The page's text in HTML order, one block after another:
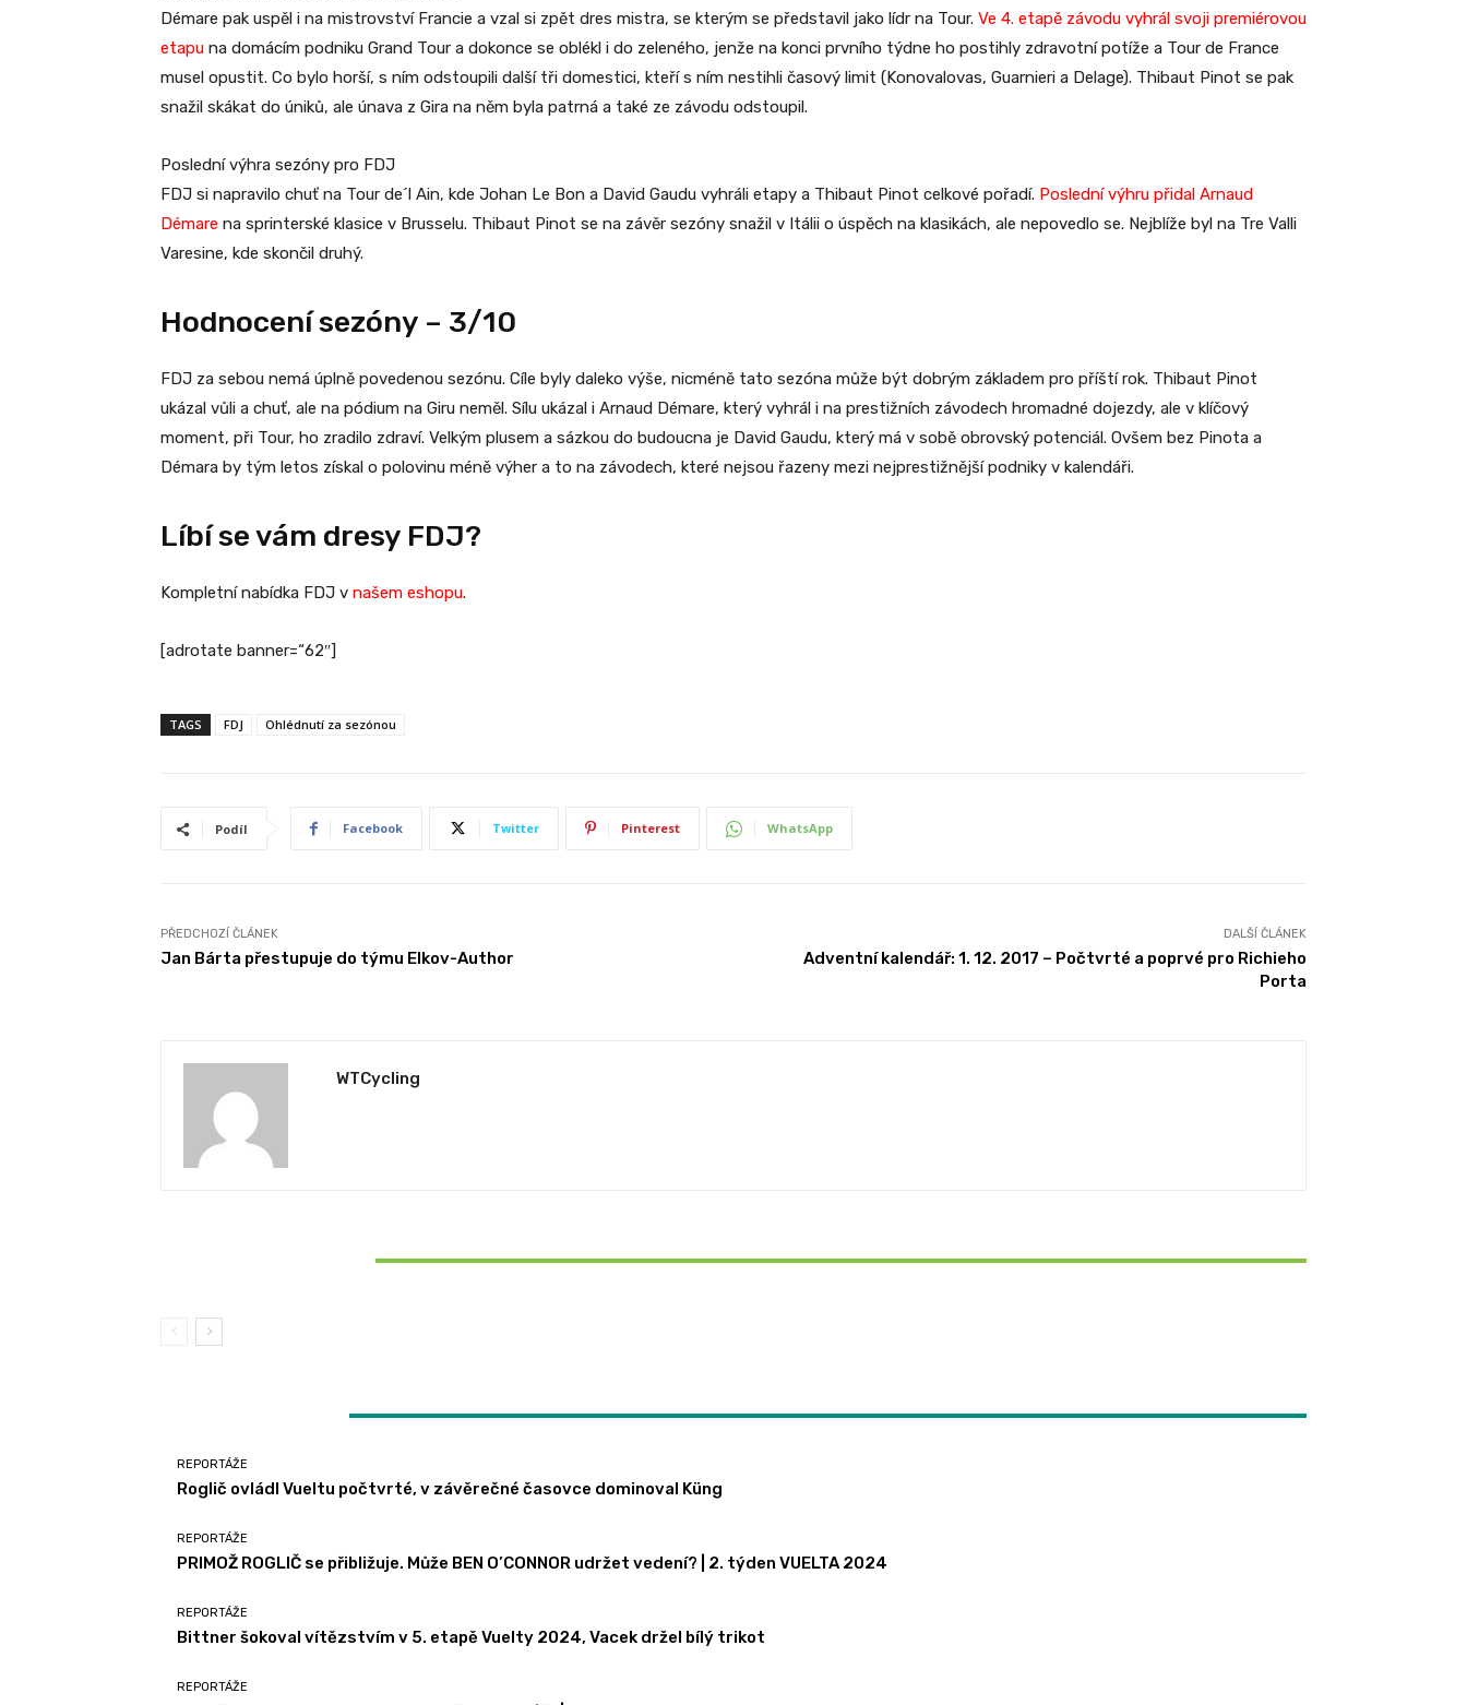
Démare pak uspěl i na mistrovství Francie a vzal si zpět dres mistra, se kterým se představil jako lídr na Tour. Ve 4. etapě závodu vyhrál svoji premiérovou
etapu na domácím podniku Grand Tour a dokonce se oblékl i do zeleného, jenže na konci prvního týdne ho postihly zdravotní potíže a Tour de France
musel opustit. Co bylo horší, s ním odstoupili další tři domestici, kteří s ním nestihli časový limit (Konovalovas, Guarnieri a Delage). Thibaut Pinot se pak
snažil skákat do úniků, ale únava z Gira na něm byla patrná a také ze závodu odstoupil.
Poslední výhra sezóny pro FDJ
FDJ si napravilo chuť na Tour de´l Ain, kde Johan Le Bon a David Gaudu vyhráli etapy a Thibaut Pinot celkové pořadí. Poslední výhru přidal Arnaud
Démare na sprinterské klasice v Brusselu. Thibaut Pinot se na závěr sezóny snažil v Itálii o úspěch na klasikách, ale nepovedlo se. Nejblíže byl na Tre Valli
Varesine, kde skončil druhý.
Hodnocení sezóny – 3/10
FDJ za sebou nemá úplně povedenou sezónu. Cíle byly daleko výše, nicméně tato sezóna může být dobrým základem pro příští rok. Thibaut Pinot
ukázal vůli a chuť, ale na pódium na Giru neměl. Sílu ukázal i Arnaud Démare, který vyhrál i na prestižních závodech hromadné dojezdy, ale v klíčový
moment, při Tour, ho zradilo zdraví. Velkým plusem a sázkou do budoucna je David Gaudu, který má v sobě obrovský potenciál. Ovšem bez Pinota a
Démara by tým letos získal o polovinu méně výher a to na závodech, které nejsou řazeny mezi nejprestižnější podniky v kalendáři.
Líbí se vám dresy FDJ?
Kompletní nabídka FDJ v našem eshopu.
[adrotate banner=“62″]
TAGS FDJ Ohlédnutí za sezónou
Podíl Facebook Twitter Pinterest WhatsApp
PŘEDCHOZÍ ČLÁNEK
Jan Bárta přestupuje do týmu Elkov-Author
DALŠÍ ČLÁNEK
Adventní kalendář: 1. 12. 2017 – Počtvrté a poprvé pro Richieho
Porta
WTCycling
časovce dominoval Küng
Vuelty 2024, Vacek držel bílý trikot
REPORTÁŽE
Roglič ovládl Vueltu počtvrté, v závěrečné časovce dominoval Küng
REPORTÁŽE
PRIMOŽ ROGLIČ se přibližuje. Může BEN O’CONNOR udržet vedení? | 2. týden VUELTA 2024
REPORTÁŽE
Bittner šokoval vítězstvím v 5. etapě Vuelty 2024, Vacek držel bílý trikot
REPORTÁŽE